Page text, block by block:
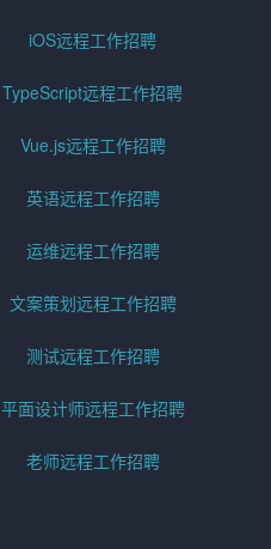
iOS远程工作招聘
TypeScript远程工作招聘
Vue.js远程工作招聘
英语远程工作招聘
运维远程工作招聘
文案策划远程工作招聘
测试远程工作招聘
平面设计师远程工作招聘
老师远程工作招聘